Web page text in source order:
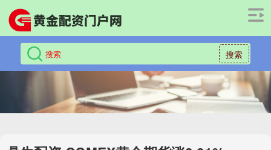
搜索